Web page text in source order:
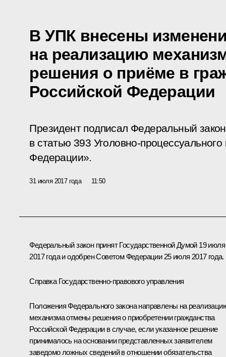
В УПК внесены
на реализацию
решения о приёме в
Российской Федерации
Президент подписал Федеральный
в статью 393 Уголовно-процессуального
Федерации».
31 июля 2017 года 11:50
Федеральный закон принят Государственной Думой 19 июля
2017 года и одобрен Советом Федерации 25 июля 2017 года.
Справка Государственно-правового управления
Положения Федерального закона направлены на
механизма отмены решения о приобретении гражданства
Российской Федерации в случае, если указанное решение
принималось на основании представленных заявителем
заведомо ложных сведений в отношении обязательства